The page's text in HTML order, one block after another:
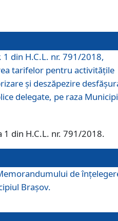
din H.C.L. nr. 791/2018,
tarifelor pentru activitățile
și deszăpezire
delegate, pe raza
1 din H.C.L. nr. 791/2018.
de
Brașov.